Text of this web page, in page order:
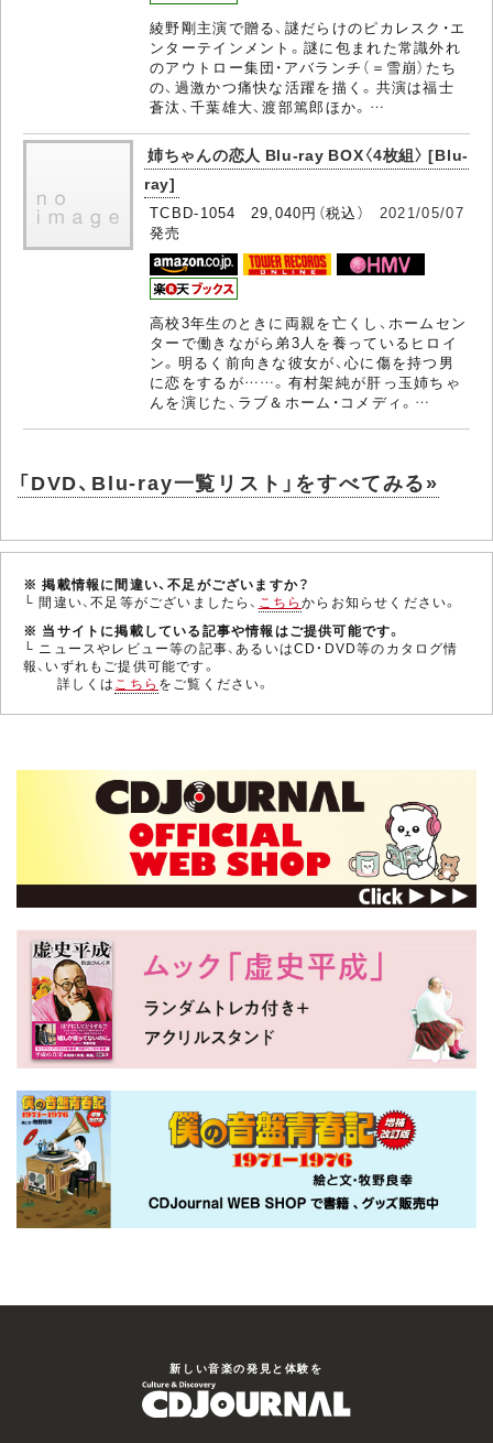
綾野剛主演で贈る、謎だらけのピカレスク・エ
ンターテインメント。謎に包まれた常識外れ
のアウトロー集団・アバランチ（＝雪崩）たち
の、過激かつ痛快な活躍を描く。共演は福士
蒼汰、千葉雄大、渡部篤郎ほか。…
姉ちゃんの恋人 Blu-ray BOX〈4枚組〉 [Blu-
ray]
TCBD-1054 29,040円（税込） 2021/05/07
発売
高校3年生のときに両親を亡くし、ホームセン
ターで働きながら弟3人を養っているヒロイ
ン。明るく前向きな彼女が、心に傷を持つ男
に恋をするが……。有村架純が肝っ玉姉ちゃ
んを演じた、ラブ＆ホーム・コメディ。…
「DVD、Blu-ray一覧リスト」をすべてみる»
※ 掲載情報に間違い、不足がございますか？
└ 間違い、不足等がございましたら、 こちらからお知らせください。
※ 当サイトに掲載している記事や情報はご提供可能です。
└ ニュースやレビュー等の記事、あるいはCD・DVD等のカタログ情
報、いずれもご提供可能です。
詳しくはこちら をご覧ください。
新しい⾳楽の発⾒と体験を